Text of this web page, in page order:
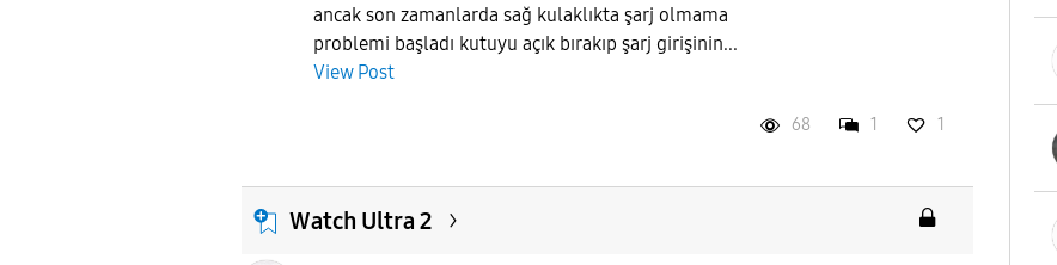
ancak son zamanlarda sağ kulaklıkta şarj olmama
problemi başladı kutuyu açık bırakıp şarj girişinin...
View Post
68 1 1
Watch Ultra 2